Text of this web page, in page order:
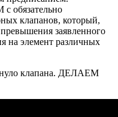
с обязательно
клапанов, который,
заявленного
на элемент различных
клапана. ДЕЛАЕМ